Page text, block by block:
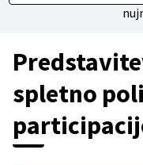
spletno